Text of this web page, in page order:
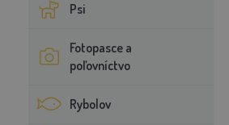
Psi
Fotopasce a
poľovníctvo
Rybolov